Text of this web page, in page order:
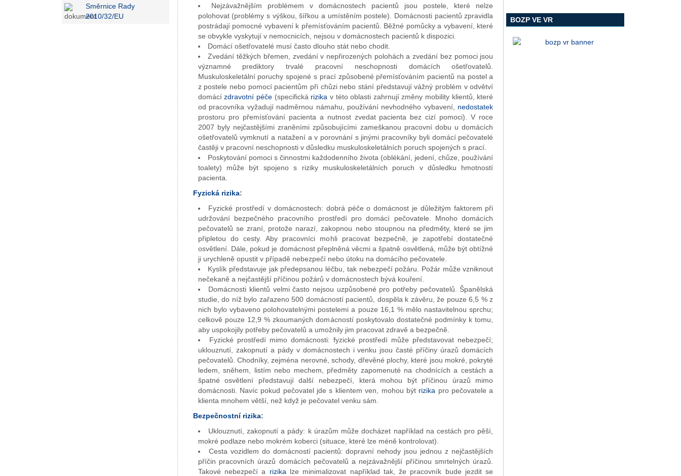
Směrnice Rady
2010/32/EU
Nejzávažnějším problémem v domácnostech pacientů jsou postele, které nelze
polohovat (problémy s výškou, šířkou a umístěním postele). Domácnosti pacientů zpravidla
postrádají pomocné vybavení k přemísťováním pacientů. Běžné pomůcky a vybavení, které
se obvykle vyskytují v nemocnicích, nejsou v domácnostech pacientů k dispozici.
Domácí ošetřovatelé musí často dlouho stát nebo chodit.
Zvedání těžkých břemen, zvedání v nepřirozených polohách a zvedání bez pomoci jsou
významné prediktory trvalé pracovní neschopnosti domácích ošetřovatelů.
Muskuloskeletální poruchy spojené s prací způsobené přemísťováním pacientů na postel a
z postele nebo pomocí pacientům při chůzi nebo stání představují vážný problém v odvětví
domácízdravotní péče(specifická rizika v této oblasti zahrnují změny mobility klientů, které
od pracovníka vyžadují nadměrnou námahu, používání nevhodného vybavení, nedostatek
prostoru pro přemísťování pacienta a nutnost zvedat pacienta bez cizí pomoci). V roce
2007 byly nejčastějšími zraněními způsobujícími zameškanou pracovní dobu u domácích
ošetřovatelů vymknutí a natažení a v porovnání s jinými pracovníky byli domácí pečovatelé
častěji v pracovní neschopnosti v důsledku muskuloskeletálních poruch spojených s prací.
Poskytování pomoci s činnostmi každodenního života (oblékání, jedení, chůze, používání
toalety) může být spojeno s riziky muskuloskeletálních poruch v důsledku hmotností
pacienta.
Fyzická rizika:
Fyzické prostředí v domácnostech: dobrá péče o domácnost je důležitým faktorem při
udržování bezpečného pracovního prostředí pro domácí pečovatele. Mnoho domácích
pečovatelů se zraní, protože narazí, zakopnou nebo stoupnou na předměty, které se jim
připletou do cesty. Aby pracovníci mohli pracovat bezpečně, je zapotřebí dostatečné
osvětlení. Dále, pokud je domácnost přeplněná věcmi a špatně osvětlená, může být obtížné
ji urychleně opustit v případě nebezpečí nebo útoku na domácího pečovatele.
Kyslík představuje jak předepsanou léčbu, tak nebezpečí požáru. Požár může vzniknout
nečekaně a nejčastější příčinou požárů v domácnostech bývá kouření.
Domácnosti klientů velmi často nejsou uzpůsobené pro potřeby pečovatelů. Španělská
studie, do níž bylo zařazeno 500 domácností pacientů, dospěla k závěru, že pouze 6,5 % z
nich bylo vybaveno polohovatelnými postelemi a pouze 16,1 % mělo nastavitelnou sprchu;
celkově pouze 12,9 % zkoumaných domácností poskytovalo dostatečné podmínky k tomu,
aby uspokojily potřeby pečovatelů a umožnily jim pracovat zdravě a bezpečně.
Fyzické prostředí mimo domácnosti: fyzické prostředí může představovat nebezpečí;
uklouznutí, zakopnutí a pády v domácnostech i venku jsou časté příčiny úrazů domácích
pečovatelů. Chodníky, zejména nerovné, schody, dřevěné plochy, které jsou mokré, pokryté
ledem, sněhem, listím nebo mechem, předměty zapomenuté na chodnících a cestách a
špatné osvětlení představují další nebezpečí, která mohou být příčinou úrazů mimo
domácnosti. Navíc pokud pečovatel jde s klientem ven, mohou být rizika pro pečovatele a
klienta mnohem větší, než když je pečovatel venku sám.
Bezpečnostní rizika:
Uklouznutí, zakopnutí a pády: k úrazům může docházet například na cestách pro pěší,
mokré podlaze nebo mokrém koberci (situace, které lze méně kontrolovat).
Cesta vozidlem do domácností pacientů: dopravní nehody jsou jednou z nejčastějších
příčin pracovních úrazů domácích pečovatelů a nejzávažnější příčinou smrtelných úrazů.
Takové nebezpečí a rizika lze minimalizovat například tak, že pracovník bude jezdit se
BOZP VE VR